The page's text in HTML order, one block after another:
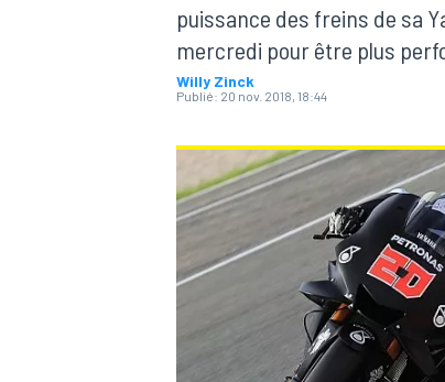
puissance des freins de sa
mercredi pour être plus
Willy Zinck
Publié: 20 nov. 2018, 18:44